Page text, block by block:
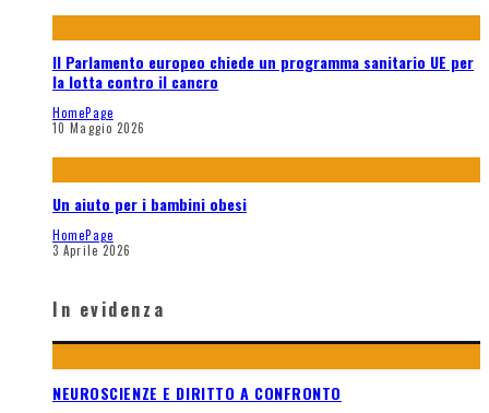
Il Parlamento europeo chiede un programma sanitario UE per
la lotta contro il cancro
HomePage
10 Maggio 2026
Un aiuto per i bambini obesi
HomePage
3 Aprile 2026
In evidenza
NEUROSCIENZE E DIRITTO A CONFRONTO